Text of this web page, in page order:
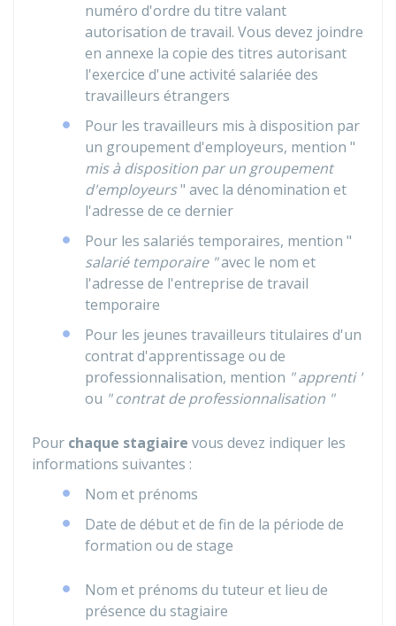
numéro d'ordre du titre valant
autorisation de travail. Vous devez joindre
en annexe la copie des titres autorisant
l'exercice d'une activité salariée des
travailleurs étrangers
Pour les travailleurs mis à disposition par
un groupement d'employeurs, mention "
mis à disposition par un groupement
d'employeurs" avec la dénomination et
l'adresse de ce dernier
Pour les salariés temporaires, mention "
salarié temporaire "avec le nom et
l'adresse de l'entreprise de travail
temporaire
Pour les jeunes travailleurs titulaires d'un
contrat d'apprentissage ou de
professionnalisation, mention " apprenti "
ou " contrat de professionnalisation "
Pour chaque stagiaire vous devez indiquer les
informations suivantes :
Nom et prénoms
Date de début et de fin de la période de
formation ou de stage
Nom et prénoms du tuteur et lieu de
présence du stagiaire